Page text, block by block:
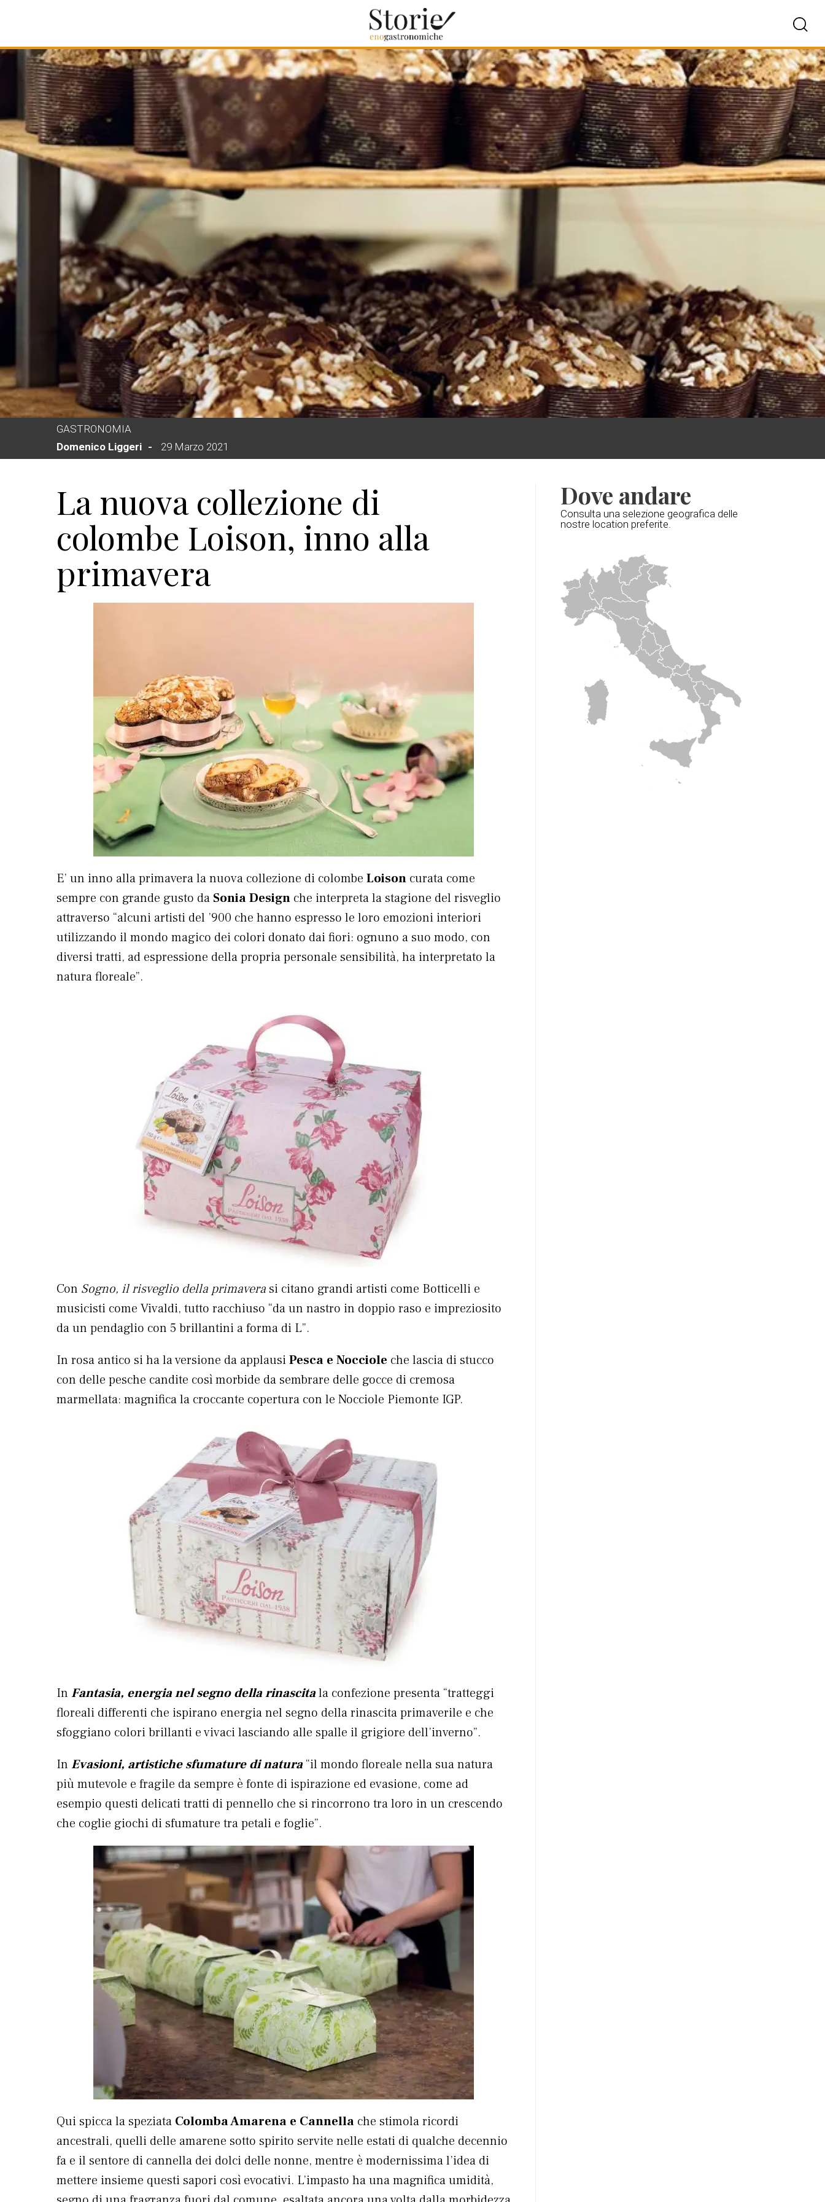
GASTRONOMIA
Domenico Liggeri
29 Marzo 2021
La nuova collezione di
colombe Loison, inno alla
primavera
E’ un inno alla primavera la nuova collezione di colombe Loison curata come
sempre con grande gusto da Sonia Design che interpreta la stagione del risveglio
attraverso “alcuni artisti del ’900 che hanno espresso le loro emozioni interiori
utilizzando il mondo magico dei colori donato dai fiori: ognuno a suo modo, con
diversi tratti, ad espressione della propria personale sensibilità, ha interpretato la
natura floreale”.
Con Sogno, il risveglio della primavera si citano grandi artisti come Botticelli e
musicisti come Vivaldi, tutto racchiuso “da un nastro in doppio raso e impreziosito
da un pendaglio con 5 brillantini a forma di L”.
In rosa antico si ha la versione da applausiPesca e Nocciole che lascia di stucco
con delle pesche candite così morbide da sembrare delle gocce di cremosa
marmellata: magnifica la croccante copertura con le Nocciole Piemonte IGP.
In Fantasia, energia nel segno della rinascitala confezione presenta “tratteggi
floreali differenti che ispirano energia nel segno della rinascita primaverile e che
sfoggiano colori brillanti e vivaci lasciando alle spalle il grigiore dell’inverno”.
In Evasioni, artistiche sfumature di natura“il mondo floreale nella sua natura
più mutevole e fragile da sempre è fonte di ispirazione ed evasione, come ad
esempio questi delicati tratti di pennello che si rincorrono tra loro in un crescendo
che coglie giochi di sfumature tra petali e foglie”.
Qui spicca la speziata Colomba Amarena e Cannella che stimola ricordi
ancestrali, quelli delle amarene sotto spirito servite nelle estati di qualche decennio
fa e il sentore di cannella dei dolci delle nonne, mentre è modernissima l’idea di
mettere insieme questi sapori così evocativi. L’impasto ha una magnifica umidità,
Dove andare
Consulta una selezione geografica delle
nostre location preferite.